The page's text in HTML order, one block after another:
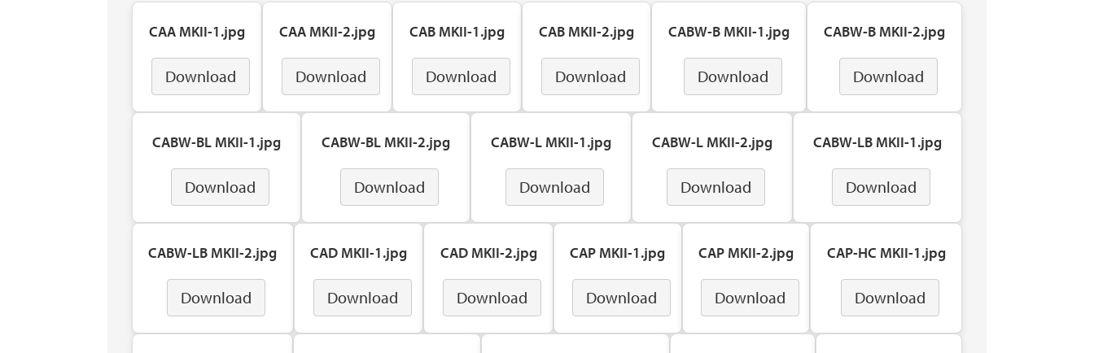
CAA MKII-1.jpg
Download
CAA MKII-2.jpg
Download
CAB MKII-1.jpg
Download
CAB MKII-2.jpg
Download
CABW-B MKII-1.jpg
Download
CABW-B MKII-2.jpg
Download
CABW-BL MKII-1.jpg
Download
CABW-BL MKII-2.jpg
Download
CABW-L MKII-1.jpg
Download
CABW-L MKII-2.jpg
Download
CABW-LB MKII-1.jpg
Download
CABW-LB MKII-2.jpg
Download
CAD MKII-1.jpg
Download
CAD MKII-2.jpg
Download
CAP MKII-1.jpg
Download
CAP MKII-2.jpg
Download
CAP-HC MKII-1.jpg
Download